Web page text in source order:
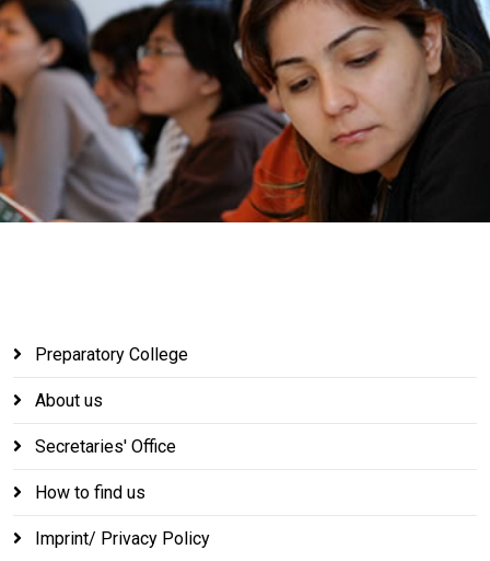
Preparatory College
About us
Secretaries' Office
How to find us
Imprint/ Privacy Policy